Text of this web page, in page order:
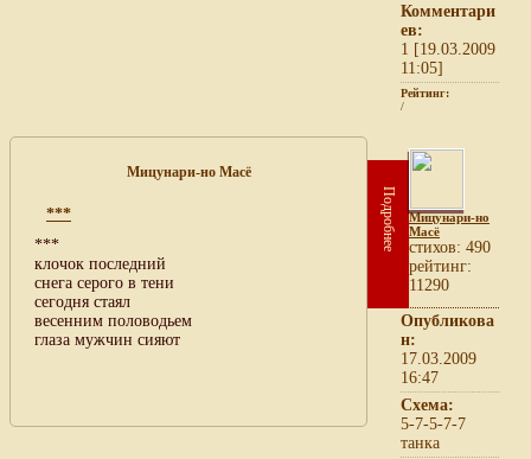
Комментари
ев:
1 [19.03.2009
11:05]
Рейтинг:
/
Мицунари-но Масё
***
***
клочок последний
снега серого в тени
сегодня стаял
весенним половодьем
глаза мужчин сияют
Подробнее
Мицунари-но
Масё
cтихов: 490
рейтинг:
11290
Опубликова
н:
17.03.2009
16:47
Схема:
5-7-5-7-7
танка